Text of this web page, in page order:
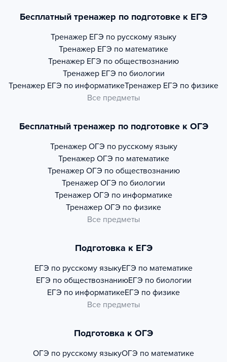
Бесплатный тренажер по подготовке к ЕГЭ
Тренажер ЕГЭ по русскому языку
Тренажер ЕГЭ по математике
Тренажер ЕГЭ по обществознанию
Тренажер ЕГЭ по биологии
Тренажер ЕГЭ по информатикеТренажер ЕГЭ по физике
Все предметы
Бесплатный тренажер по подготовке к ОГЭ
Тренажер ОГЭ по русскому языку
Тренажер ОГЭ по математике
Тренажер ОГЭ по обществознанию
Тренажер ОГЭ по биологии
Тренажер ОГЭ по информатике
Тренажер ОГЭ по физике
Все предметы
Подготовка к ЕГЭ
ЕГЭ по русскому языкуЕГЭ по математике
ЕГЭ по обществознаниюЕГЭ по биологии
ЕГЭ по информатикеЕГЭ по физике
Все предметы
Подготовка к ОГЭ
ОГЭ по русскому языкуОГЭ по математике